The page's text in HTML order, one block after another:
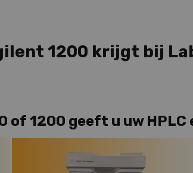
1200 krijgt bij
of 1200 geeft u uw HPLC